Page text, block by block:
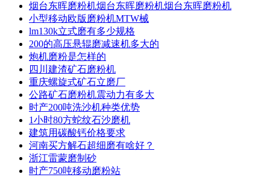
烟台东晖磨粉机烟台东晖磨粉机烟台东晖磨粉机
小型移动欧版磨粉机MTW械
lm130k立式磨有多少规格
200的高压悬辊磨减速机多大的
炮机磨粉是怎样的
四川建渣矿石磨粉机
重庆螺旋式矿石立磨厂
公路矿石磨粉机震动力有多大
时产200吨洗沙机种类优势
1小时80方蛇纹石沙磨机
建筑用碳酸钙价格要求
河南买方解石超细磨有啥好？
浙江雷蒙磨制砂
时产750吨移动磨粉站